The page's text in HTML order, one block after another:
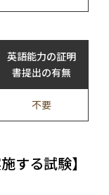
英語能力の証明
書提出の有無
不要
する試験】